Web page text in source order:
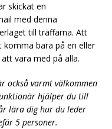
skickat en
med denna
till träffarna. Att
bara på en eller
vara med på alla.
också varmt välkommen
hjälper du till
lära dig hur du leder
5 personer.